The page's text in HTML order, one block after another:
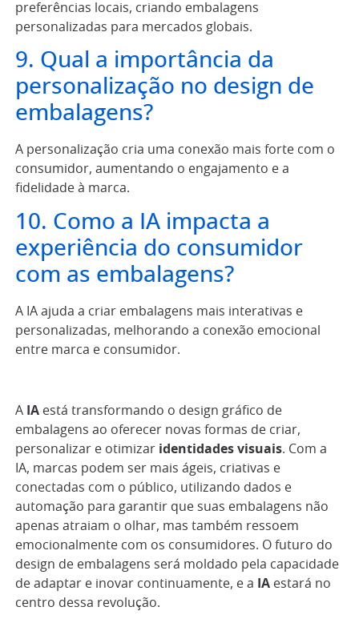
preferências locais, criando embalagens
personalizadas para mercados globais.
9. Qual a importância da
personalização no design de
embalagens?
A personalização cria uma conexão mais forte com o
consumidor, aumentando o engajamento e a
fidelidade à marca.
10. Como a IA impacta a
experiência do consumidor
com as embalagens?
A IA ajuda a criar embalagens mais interativas e
personalizadas, melhorando a conexão emocional
entre marca e consumidor.
A IA está transformando o design gráfico de
embalagens ao oferecer novas formas de criar,
personalizar e otimizar identidades visuais. Com a
IA, marcas podem ser mais ágeis, criativas e
conectadas com o público, utilizando dados e
automação para garantir que suas embalagens não
apenas atraiam o olhar, mas também ressoem
emocionalmente com os consumidores. O futuro do
design de embalagens será moldado pela capacidade
de adaptar e inovar continuamente, e a
IA estará no
centro dessa revolução.